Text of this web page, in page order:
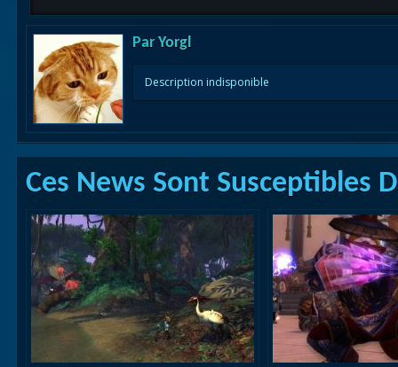
Par Yorgl
Description indisponible
Ces News Sont Susceptibles